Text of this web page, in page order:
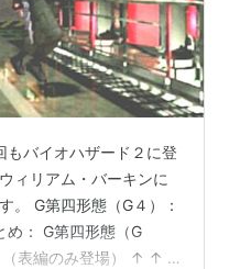
もバイオハザード２に登
ィリアム・バーキンに
。 G第四形態（G４）：
め： G第四形態（G
（表編のみ登場） ↑ ↑ G